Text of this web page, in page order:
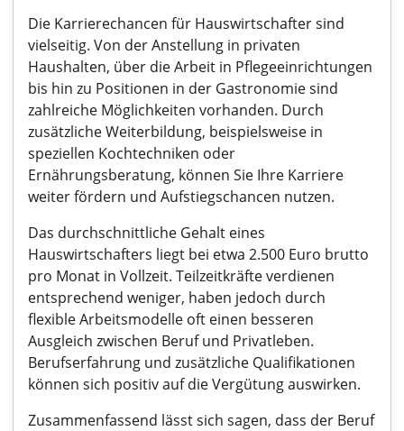
Die Karrierechancen für Hauswirtschafter sind
vielseitig. Von der Anstellung in privaten
Haushalten, über die Arbeit in Pflegeeinrichtungen
bis hin zu Positionen in der Gastronomie sind
zahlreiche Möglichkeiten vorhanden. Durch
zusätzliche Weiterbildung, beispielsweise in
speziellen Kochtechniken oder
Ernährungsberatung, können Sie Ihre Karriere
weiter fördern und Aufstiegschancen nutzen.
Das durchschnittliche Gehalt eines
Hauswirtschafters liegt bei etwa 2.500 Euro brutto
pro Monat in Vollzeit. Teilzeitkräfte verdienen
entsprechend weniger, haben jedoch durch
flexible Arbeitsmodelle oft einen besseren
Ausgleich zwischen Beruf und Privatleben.
Berufserfahrung und zusätzliche Qualifikationen
können sich positiv auf die Vergütung auswirken.
Zusammenfassend lässt sich sagen, dass der Beruf